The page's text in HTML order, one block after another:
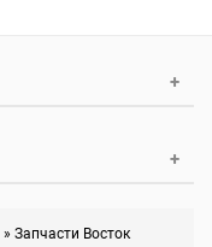
» Запчасти Восток